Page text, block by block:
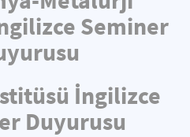
Seminer
İngilizce
Duyurusu